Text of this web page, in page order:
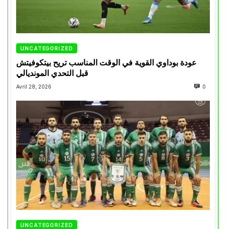
UNCATEGORIZED
عودة بوداوي القوية في الوقت المناسب تريح بيتكوفيتش
قبل التحدي المونديالي
Avril 28, 2026 0
UNCATEGORIZED